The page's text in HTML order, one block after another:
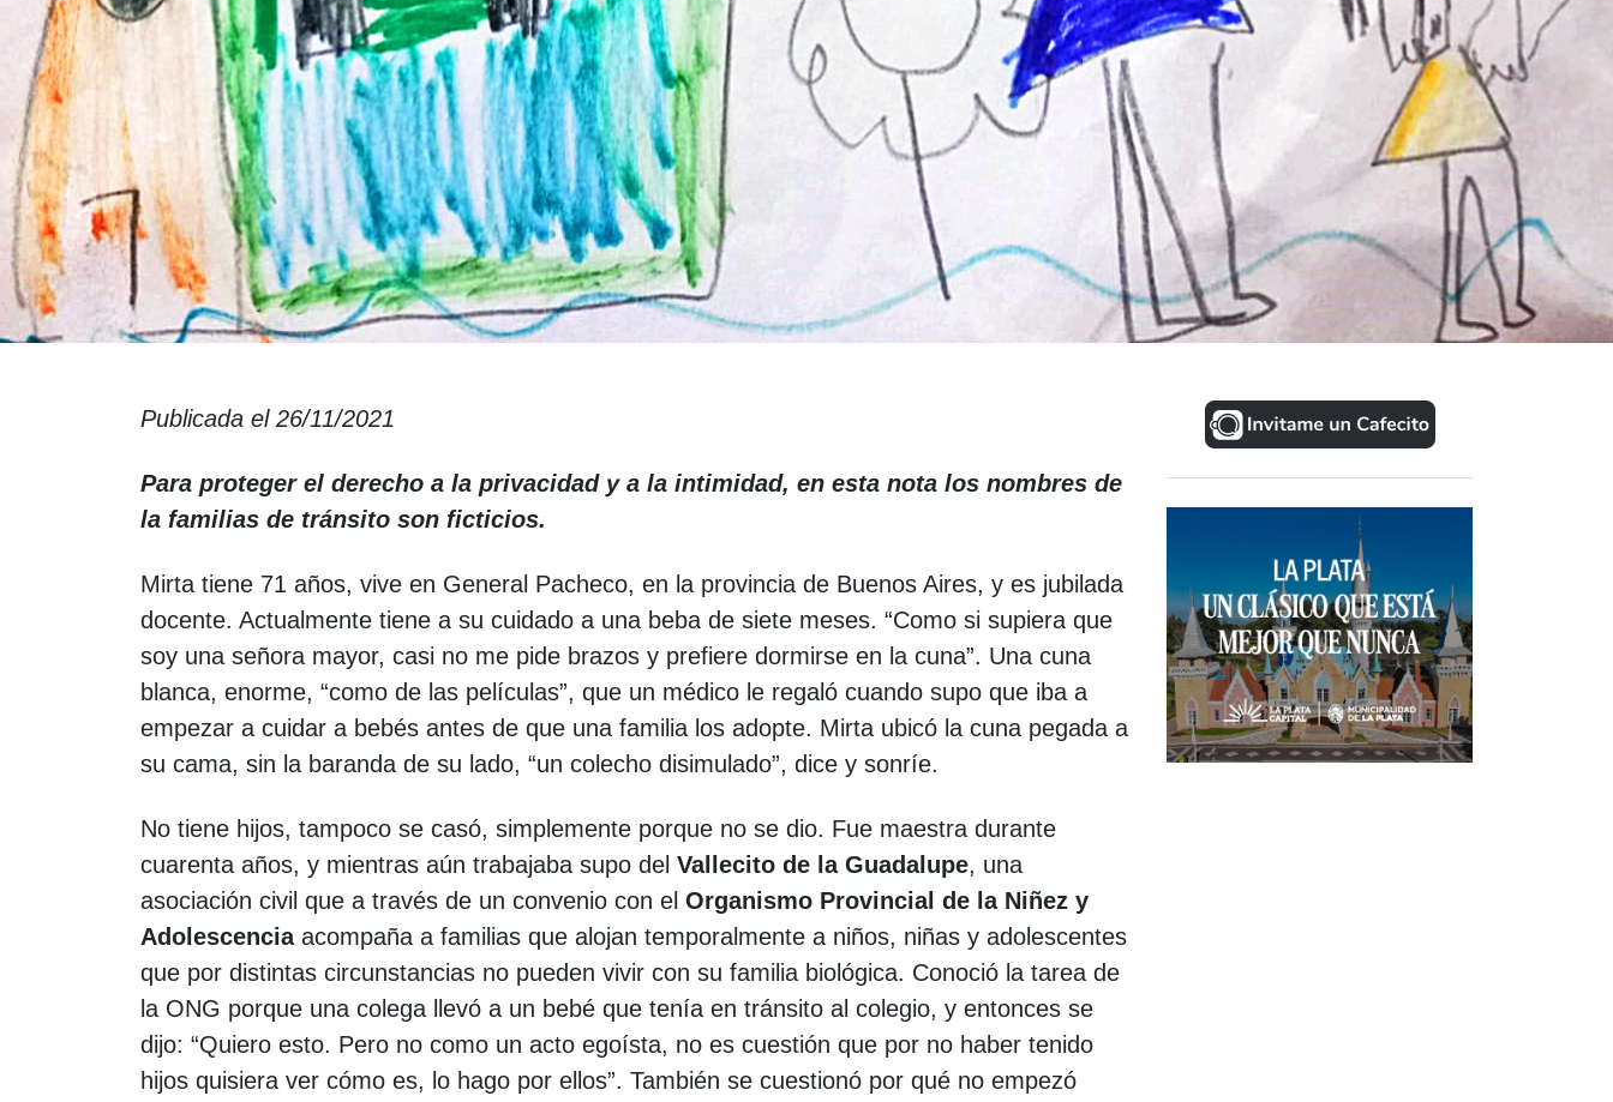
Publicada el 26/11/2021
Para proteger el derecho a la privacidad y a la intimidad, en esta nota los nombres de
la familias de tránsito son ficticios.
Mirta tiene 71 años, vive en General Pacheco, en la provincia de Buenos Aires, y es jubilada
docente. Actualmente tiene a su cuidado a una beba de siete meses. “Como si supiera que
soy una señora mayor, casi no me pide brazos y prefiere dormirse en la cuna”. Una cuna
blanca, enorme, “como de las películas”, que un médico le regaló cuando supo que iba a
empezar a cuidar a bebés antes de que una familia los adopte. Mirta ubicó la cuna pegada a
su cama, sin la baranda de su lado, “un colecho disimulado”, dice y sonríe.
No tiene hijos, tampoco se casó, simplemente porque no se dio. Fue maestra durante
cuarenta años, y mientras aún trabajaba supo del Vallecito de la Guadalupe, una
asociación civil que a través de un convenio con el Organismo Provincial de la Niñez y
Adolescenciaacompaña a familias que alojan temporalmente a niños, niñas y adolescentes
que por distintas circunstancias no pueden vivir con su familia biológica. Conoció la tarea de
la ONG porque una colega llevó a un bebé que tenía en tránsito al colegio, y entonces se
dijo: “Quiero esto. Pero no como un acto egoísta, no es cuestión que por no haber tenido
hijos quisiera ver cómo es, lo hago por ellos”. También se cuestionó por qué no empezó